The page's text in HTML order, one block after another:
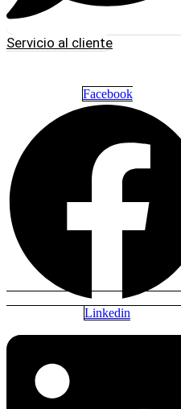
Servicio al cliente
Facebook
Linkedin